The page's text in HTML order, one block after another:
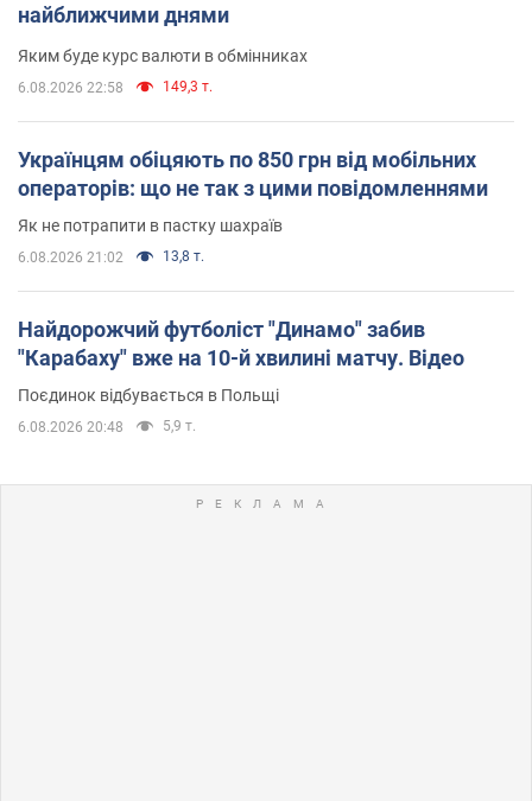
найближчими днями
Яким буде курс валюти в обмінниках
6.08.2026 22:58 149,3 т.
Українцям обіцяють по 850 грн від мобільних
операторів: що не так з цими повідомленнями
Як не потрапити в пастку шахраїв
6.08.2026 21:02 13,8 т.
Найдорожчий футболіст "Динамо" забив
"Карабаху" вже на 10-й хвилині матчу. Відео
Поєдинок відбувається в Польщі
6.08.2026 20:48 5,9 т.